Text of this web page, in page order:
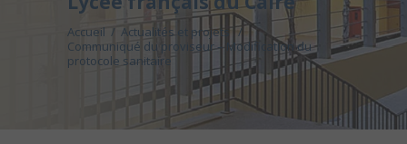
Accueil / Actualités et projets
/
Communiqué du proviseur – Modification du
protocole sanitaire